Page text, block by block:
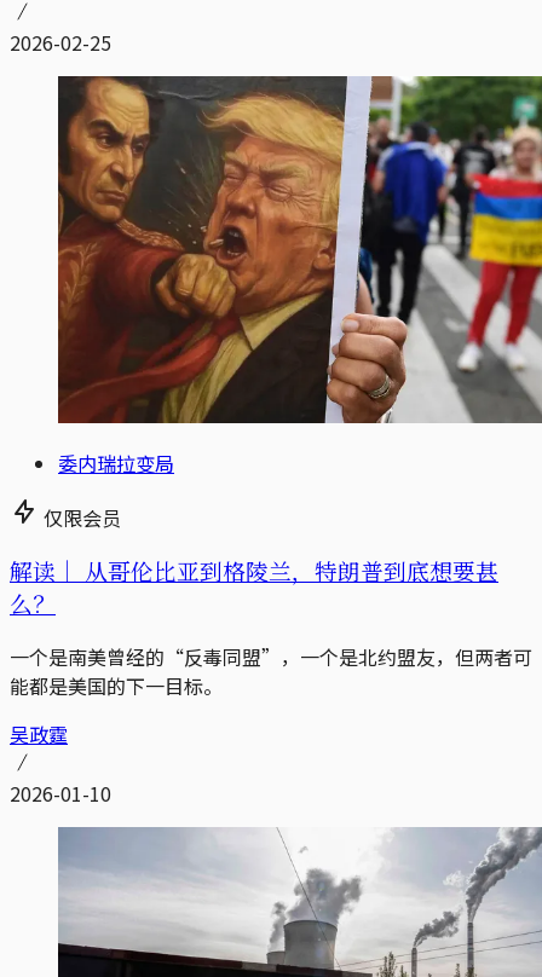
2026-02-25
委内瑞拉变局
仅限会员
解读｜ 从哥伦比亚到格陵兰，特朗普到底想要甚
么？
一个是南美曾经的“反毒同盟”，一个是北约盟友，但两者可
能都是美国的下一目标。
吴政霆
2026-01-10